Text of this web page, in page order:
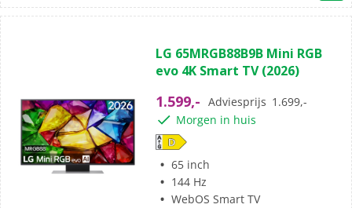
van
de
sterren.
LG 65MRGB88B9B Mini RGB
evo 4K Smart TV (2026)
1.599,- Adviesprijs 1.699,-
Morgen in huis
65 inch
144 Hz
WebOS Smart TV